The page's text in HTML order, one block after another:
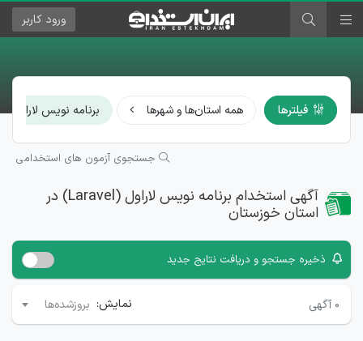
ورود کاربر
فیلترها همه استان‌ها و شهرها برنامه نویس لاراول (Laravel)
جستجوی آزمون های استخدامی
آگهی استخدام برنامه نویس لاراول (Laravel) در
استان خوزستان
ذخیره جستجو و دریافت نتایج جدید
۰ آگهی نمایش: بروزشده‌ها